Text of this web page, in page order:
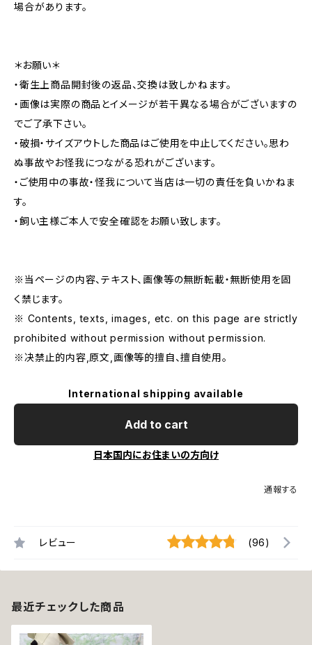
場合があります。
＊お願い＊
・衛生上商品開封後の返品、交換は致しかねます。
・画像は実際の商品とイメージが若干異なる場合がございますの
でご了承下さい。
・破損・サイズアウトした商品はご使用を中止してください。思わ
ぬ事故やお怪我につながる恐れがございます。
・ご使用中の事故・怪我について当店は一切の責任を負いかねま
す。
・飼い主様ご本人で安全確認をお願い致します。
※当ページの内容、テキスト、画像等の無断転載・無断使用を固
く禁じます。
※ Contents, texts, images, etc. on this page are strictly
prohibited without permission without permission.
※决禁止的内容,原文,画像等的擅自、擅自使用。
International shipping available
Add to cart
日本国内にお住まいの方向け
通報する
レビュー (96)
最近チェックした商品